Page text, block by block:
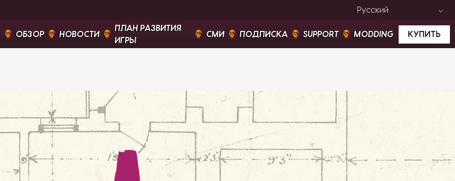
Русский
ОБЗОР НОВОСТИ
ПЛАН РАЗВИТИЯ
ИГРЫ
СМИ ПОДПИСКА SUPPORT MODDING КУПИТЬ